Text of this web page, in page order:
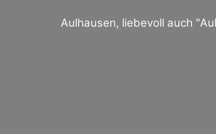
Aulhausen, liebevoll auch